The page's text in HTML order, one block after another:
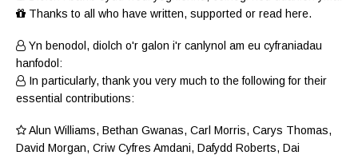
Thanks to all who have written, supported or read here.
Yn benodol, diolch o'r galon i'r canlynol am eu cyfraniadau
hanfodol:
In particularly, thank you very much to the following for their
essential contributions:
Alun Williams, Bethan Gwanas, Carl Morris, Carys Thomas,
David Morgan, Criw Cyfres Amdani, Dafydd Roberts, Dai